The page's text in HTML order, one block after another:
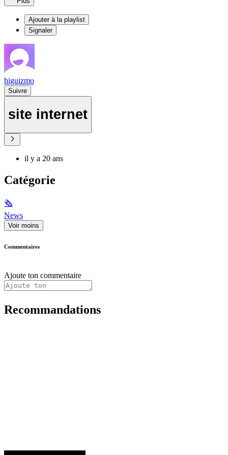
Ajouter à la playlist
Signaler
higuizmo
Suivre
site internet
il y a 20 ans
Catégorie
🗞
News
Voir moins
Commentaires
Ajoute ton commentaire
Recommandations